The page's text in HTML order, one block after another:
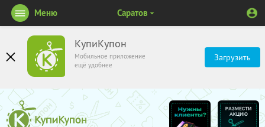
КупиКупон
Мобильное приложение
ещё удобнее
Загрузить
Меню Саратов